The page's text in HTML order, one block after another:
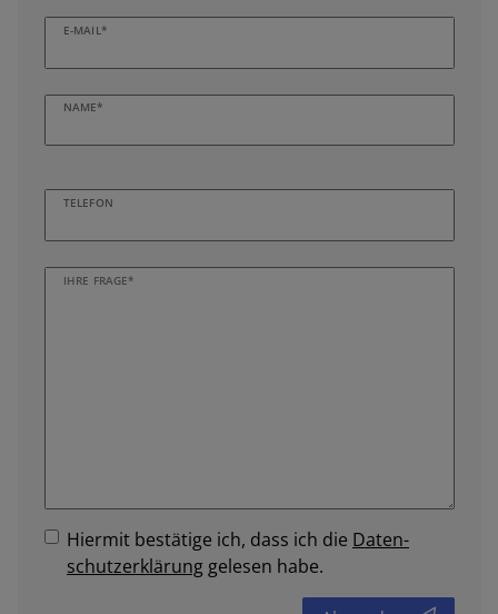
E-MAIL*
NAME*
TELEFON
IHRE FRAGE*
Hiermit bestätige ich, dass ich die Daten­
schutz­erklärung gelesen habe.